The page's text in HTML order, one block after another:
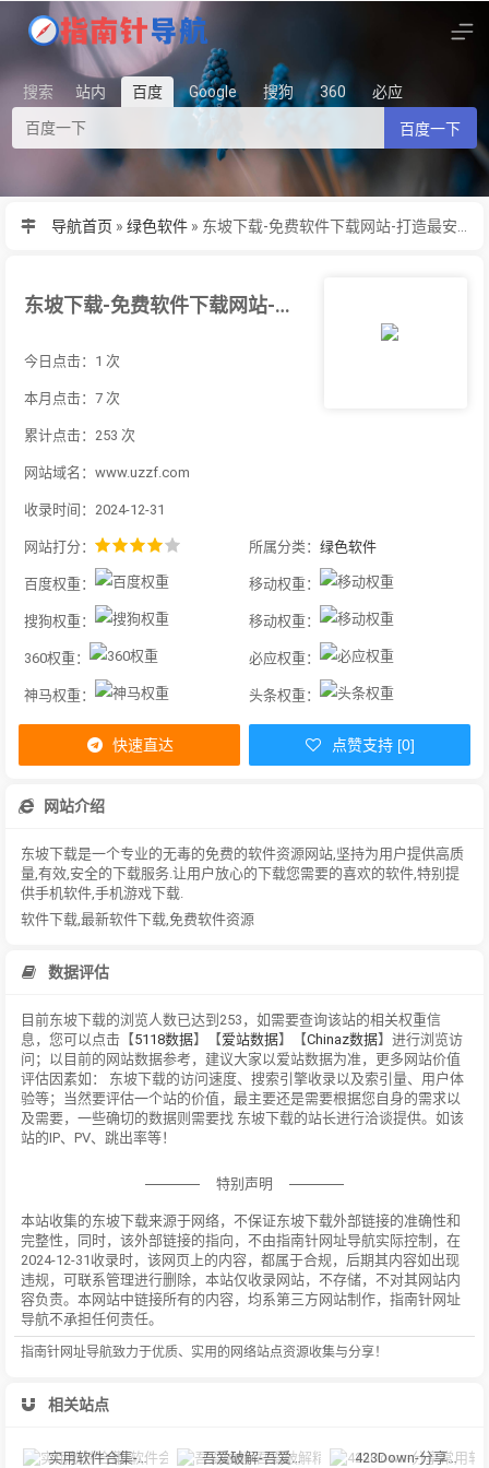
搜索 站内 百度 Google 搜狗 360 必应
百度一下
导航首页 » 绿色软件 »
东坡下载-免费软件下载网站-打造最安全最新的免费软件下载站
今日点击：1 次
本月点击：7 次
累计点击：253 次
网站域名：www.uzzf.com
收录时间：2024-12-31
网站打分： 所属分类： 绿色软件
百度权重： 移动权重：
搜狗权重： 移动权重：
360权重： 必应权重：
神马权重： 头条权重：
快速直达 点赞支持 [0]
网站介绍
东坡下载是一个专业的无毒的免费的软件资源网站,坚持为用户提供高质
量,有效,安全的下载服务.让用户放心的下载您需要的喜欢的软件,特别提
供手机软件,手机游戏下载.
软件下载,最新软件下载,免费软件资源
数据评估
目前东坡下载的浏览人数已达到253，如需要查询该站的相关权重信
息，您可以点击【5118数据】【爱站数据】【Chinaz数据】进行浏览访
问；以目前的网站数据参考，建议大家以爱站数据为准，更多网站价值
评估因素如： 东坡下载的访问速度、搜索引擎收录以及索引量、用户体
验等；当然要评估一个站的价值，最主要还是需要根据您自身的需求以
及需要，一些确切的数据则需要找 东坡下载的站长进行洽谈提供。如该
站的IP、PV、跳出率等！
特别声明
本站收集的东坡下载来源于网络，不保证东坡下载外部链接的准确性和
完整性，同时，该外部链接的指向，不由指南针网址导航实际控制，在
2024-12-31收录时，该网页上的内容，都属于合规，后期其内容如出现
违规，可联系管理进行删除，本站仅收录网站，不存储，不对其网站内
容负责。本网站中链接所有的内容，均系第三方网站制作，指南针网址
导航不承担任何责任。
指南针网址导航致力于优质、实用的网络站点资源收集与分享！
相关站点
实用软件合集-软件会不定时的更新。所有内容仅供学习交流，严禁用于商业用途或者非法用途。 吾爱破解-吾爱破解精品软件区，软件安全加密解密论坛 423Down-分享常用软件，有去广告版，绿色软件、破解VIP软件。'